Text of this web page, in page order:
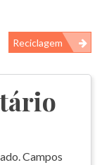
Reciclagem
Campos